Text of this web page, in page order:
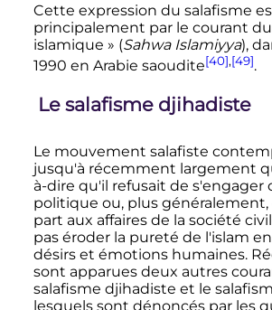
Cette expression du salafisme
principalement par le courant du
islamique » (Sahwa Islamiyya),
1990 en Arabie saoudite[40],[49].
Le salafisme djihadiste
Le mouvement salafiste
jusqu'à récemment largement
à-dire qu'il refusait de s'engager
politique ou, plus
part aux affaires de la société
pas éroder la pureté de l'islam
désirs et émotions humaines.
sont apparues deux autres
salafisme djihadiste et le
lesquels sont dénoncés par les